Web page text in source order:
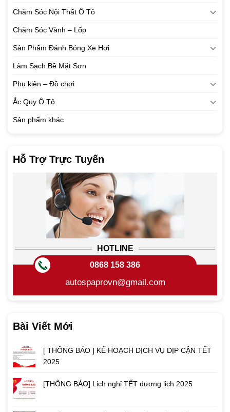
Chăm Sóc Nội Thất Ô Tô
Chăm Sóc Vành – Lốp
Sản Phẩm Đánh Bóng Xe Hơi
Làm Sạch Bề Mặt Sơn
Phụ kiện – Đồ chơi
Ắc Quy Ô Tô
Sản phẩm khác
Hỗ Trợ Trực Tuyến
HOTLINE
0868 158 386
autospaprovn@gmail.com
Bài Viết Mới
[ THÔNG BÁO ] KẾ HOẠCH DỊCH VỤ DỊP CẬN TẾT
2025
[THÔNG BÁO] Lịch nghỉ TẾT dương lịch 2025